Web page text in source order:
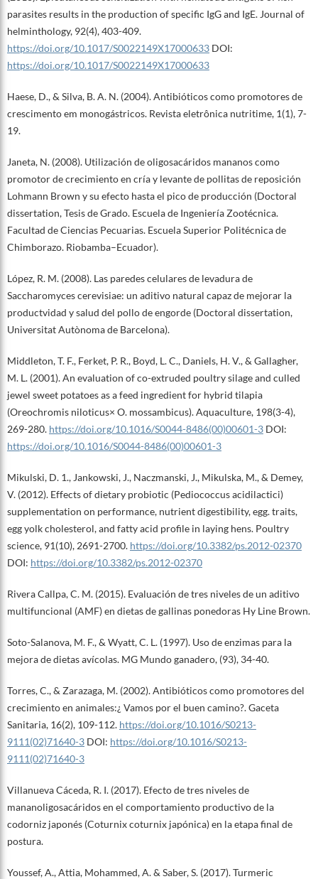
parasites results in the production of specific IgG and IgE. Journal of
helminthology, 92(4), 403-409.
https://doi.org/10.1017/S0022149X17000633DOI:
https://doi.org/10.1017/S0022149X17000633
Haese, D., & Silva, B. A. N. (2004). Antibióticos como promotores de
crescimento em monogástricos. Revista eletrônica nutritime, 1(1), 7-
19.
Janeta, N. (2008). Utilización de oligosacáridos mananos como
promotor de crecimiento en cría y levante de pollitas de reposición
Lohmann Brown y su efecto hasta el pico de producción (Doctoral
dissertation, Tesis de Grado. Escuela de Ingeniería Zootécnica.
Facultad de Ciencias Pecuarias. Escuela Superior Politécnica de
Chimborazo. Riobamba–Ecuador).
López, R. M. (2008). Las paredes celulares de levadura de
Saccharomyces cerevisiae: un aditivo natural capaz de mejorar la
productvidad y salud del pollo de engorde (Doctoral dissertation,
Universitat Autònoma de Barcelona).
Middleton, T. F., Ferket, P. R., Boyd, L. C., Daniels, H. V., & Gallagher,
M. L. (2001). An evaluation of co-extruded poultry silage and culled
jewel sweet potatoes as a feed ingredient for hybrid tilapia
(Oreochromis niloticus× O. mossambicus). Aquaculture, 198(3-4),
269-280. https://doi.org/10.1016/S0044-8486(00)00601-3DOI:
https://doi.org/10.1016/S0044-8486(00)00601-3
Mikulski, D. 1., Jankowski, J., Naczmanski, J., Mikulska, M., & Demey,
V. (2012). Effects of dietary probiotic (Pediococcus acidilactici)
supplementation on performance, nutrient digestibility, egg. traits,
egg yolk cholesterol, and fatty acid profile in laying hens. Poultry
science, 91(10), 2691-2700. https://doi.org/10.3382/ps.2012-02370
DOI: https://doi.org/10.3382/ps.2012-02370
Rivera Callpa, C. M. (2015). Evaluación de tres niveles de un aditivo
multifuncional (AMF) en dietas de gallinas ponedoras Hy Line Brown.
Soto-Salanova, M. F., & Wyatt, C. L. (1997). Uso de enzimas para la
mejora de dietas avícolas. MG Mundo ganadero, (93), 34-40.
Torres, C., & Zarazaga, M. (2002). Antibióticos como promotores del
crecimiento en animales:¿ Vamos por el buen camino?. Gaceta
Sanitaria, 16(2), 109-112. https://doi.org/10.1016/S0213-
9111(02)71640-3DOI: https://doi.org/10.1016/S0213-
9111(02)71640-3
Villanueva Cáceda, R. I. (2017). Efecto de tres niveles de
mananoligosacáridos en el comportamiento productivo de la
codorniz japonés (Coturnix coturnix japónica) en la etapa final de
postura.
Youssef, A., Attia, Mohammed, A. & Saber, S. (2017). Turmeric